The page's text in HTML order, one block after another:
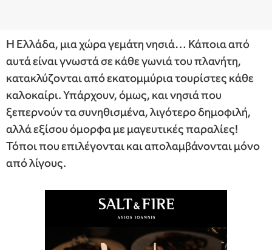
Η Ελλάδα, μια χώρα γεμάτη νησιά… Κάποια από
αυτά είναι γνωστά σε κάθε γωνιά του πλανήτη,
κατακλύζονται από εκατομμύρια τουρίστες κάθε
καλοκαίρι. Υπάρχουν, όμως, και νησιά που
ξεπερνούν τα συνηθισμένα, λιγότερο δημοφιλή,
αλλά εξίσου όμορφα με μαγευτικές παραλίες!
Τόποι που επιλέγονται και απολαμβάνονται μόνο
από λίγους.